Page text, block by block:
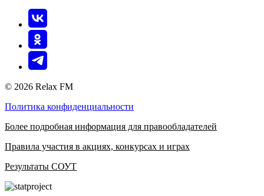
© 2026 Relax FM
Политика конфиденциальности
Более подробная информация для правообладателей
Правила участия в акциях, конкурсах и играх
Результаты СОУТ